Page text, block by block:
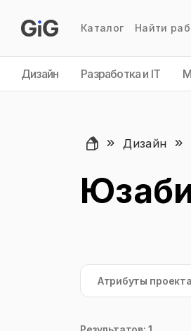
Каталог Найти
Дизайн Разработка и IT
Дизайн